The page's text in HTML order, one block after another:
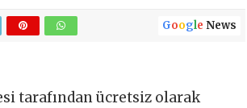
Google News
tarafından ücretsiz olarak